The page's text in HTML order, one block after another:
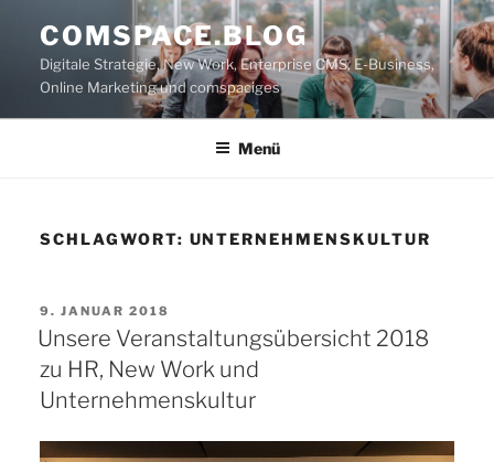
Inhalt
springen
COMSPACE.BLOG
Digitale Strategie, New Work, Enterprise CMS, E-Business,
Online Marketing und comspaciges
Menü
SCHLAGWORT: UNTERNEHMENSKULTUR
VERÖFFENTLICHT
AM
9. JANUAR 2018
Unsere Veranstaltungsübersicht 2018
zu HR, New Work und
Unternehmenskultur